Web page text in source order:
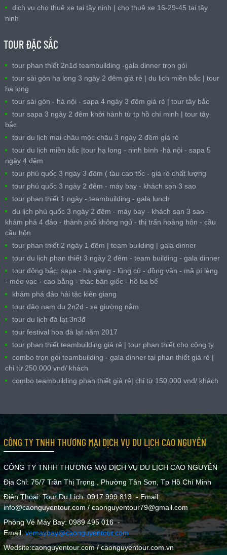
dịch vụ cho thuê xe tại tây ninh | cho thuê xe 16-29-45 tại tây
ninh
TOUR ĐẶC SẮC
tour phan thiết 2n1d teambuilding -gala dinner trọn gói
tour sài gòn hạ long 3 ngày 2 đêm giá rẻ | du lịch miền bắc | tour
hạ long
tour sài gòn - hà nội - sapa 4 ngày 3 đêm giá rẻ | tour tây bắc
tour sapa 3 ngày 2 đêm khởi hành từ tp hồ chí minh | tour tây
bắc
tour du lịch mai châu mộc châu 3 ngày 2 đêm giá rẻ
tour du lịch miền bắc |tour hạ long - ninh bình -hà nội - sapa 5
ngày 4 đêm
tour phú quốc 3 ngày 3 đêm ( tàu cao tốc - giá rẻ chất lượng
tour phú quốc 3 ngày 2 đêm - máy bay - khách sạn 3 sao
tour phan thiết 1 ngày - teambuilding - gala lunch
du lịch phú quốc 3 ngày 2 đêm - máy bay - khách sạn 3 sao -
khám phá 4 đảo - thành phố không ngủ - thị trấn hoàng hôn - cầu
cầu hôn
tour phan thiết 2 ngày 1 đêm | team building | gala dinner
tour du lịch phan thiết 3 ngày 2 đêm - team building - gala dinner
tour đông bắc: sapa - hà giang - lũng cú - đồng văn - mã pí lèng
- mèo vạc - cao bằng - thác bản giốc - hồ ba bể
khám phá đảo hải tặc kiên giang
tour đảo nam du 2n2d - xe giường nằm
tour du lịch đà lạt 3n3đ
tour festival hoa đà lạt năm 2017
tour phan thiết teambuilding giá rẻ | tour phan thiết cho công ty
combo trọn gói teambuilding - gala dinner tại phan thiết giá rẻ |
chỉ từ 250.000 vnđ/ khách
combo teambuilding phan thiết giá rẻ| chỉ từ 150.000 vnđ/ khách
CÔNG TY TNHH THƯƠNG MẠI DỊCH VỤ DU LỊCH CAO NGUYÊN
CÔNG TY TNHH THƯƠNG MẠI DỊCH VỤ DU LỊCH CAO NGUYÊN
Địa Chỉ: 75/7 Trần Thị Trọng , Phường Tân Sơn, Tp Hồ Chí Minh
Điện Thoại: Tour Du Lịch: 0917 999 813 - Email:
info@caonguyentour.com / caonguyentour79@gmail.com
Phòng Vé Máy Bay: 0989 495 016 -
Email:vemaybay@caonguyentour.com
Wedsite:caonguyentour.com / caonguyentour.com.vn